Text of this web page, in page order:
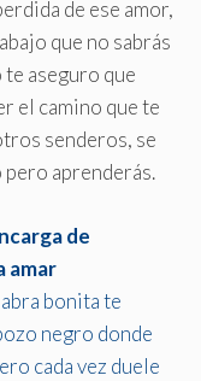
de ese amor,
que no sabrás
aseguro que
el camino que te
senderos, se
pero aprenderás.
de
amar
bonita te
negro donde
cada vez duele